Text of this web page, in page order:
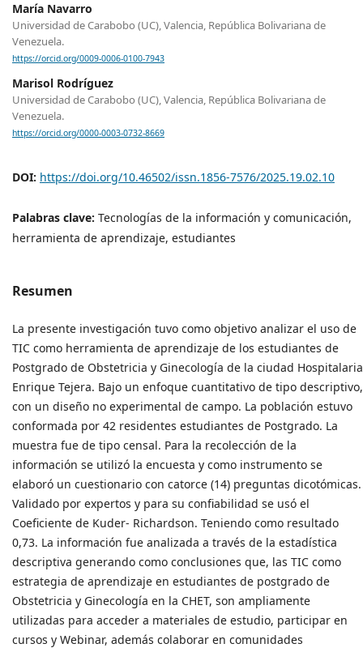
María Navarro
Universidad de Carabobo (UC), Valencia, República Bolivariana de
Venezuela.
https://orcid.org/0009-0006-0100-7943
Marisol Rodríguez
Universidad de Carabobo (UC), Valencia, República Bolivariana de
Venezuela.
https://orcid.org/0000-0003-0732-8669
DOI: https://doi.org/10.46502/issn.1856-7576/2025.19.02.10
Palabras clave: Tecnologías de la información y comunicación,
herramienta de aprendizaje, estudiantes
Resumen
La presente investigación tuvo como objetivo analizar el uso de
TIC como herramienta de aprendizaje de los estudiantes de
Postgrado de Obstetricia y Ginecología de la ciudad Hospitalaria
Enrique Tejera. Bajo un enfoque cuantitativo de tipo descriptivo,
con un diseño no experimental de campo. La población estuvo
conformada por 42 residentes estudiantes de Postgrado. La
muestra fue de tipo censal. Para la recolección de la
información se utilizó la encuesta y como instrumento se
elaboró un cuestionario con catorce (14) preguntas dicotómicas.
Validado por expertos y para su confiabilidad se usó el
Coeficiente de Kuder- Richardson. Teniendo como resultado
0,73. La información fue analizada a través de la estadística
descriptiva generando como conclusiones que, las TIC como
estrategia de aprendizaje en estudiantes de postgrado de
Obstetricia y Ginecología en la CHET, son ampliamente
utilizadas para acceder a materiales de estudio, participar en
cursos y Webinar, además colaborar en comunidades